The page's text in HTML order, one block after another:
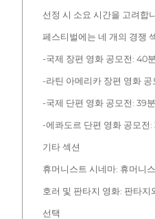
선정 시 소요 시간을 고려합
페스티벌에는 네 개의 경쟁
-국제 장편 영화 공모전: 40
-라틴 아메리카 장편 영화
-국제 단편 영화 공모전: 39
-에콰도르 단편 영화 공모전
기타 섹션
휴머니스트 시네마: 휴머니
호러 및 판타지 영화: 판타지
선택